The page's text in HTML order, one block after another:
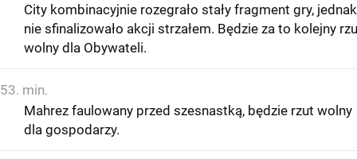
City kombinacyjnie rozegrało stały fragment gry, jednak
nie sfinalizowało akcji strzałem. Będzie za to kolejny
wolny dla Obywateli.
53. min.
Mahrez faulowany przed szesnastką, będzie rzut wolny
dla gospodarzy.